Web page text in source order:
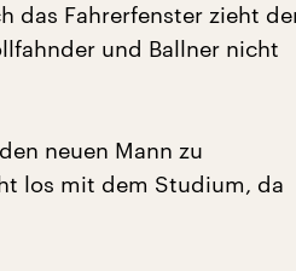
das Fahrerfenster zieht
und Ballner nicht
neuen Mann zu
los mit dem Studium, da